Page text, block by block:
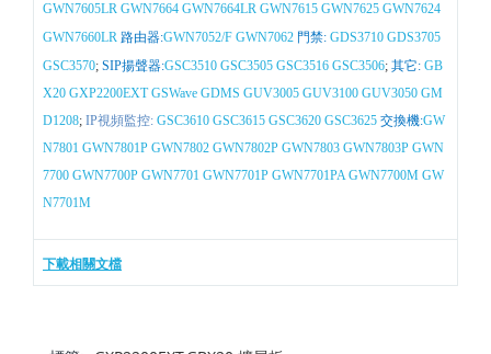
GWN7605LR GWN7664 GWN7664LR GWN7615 GWN7625 GWN7624
GWN7660LR 路由器:GWN7052/F GWN7062 門禁: GDS3710 GDS3705
GSC3570; SIP揚聲器:GSC3510 GSC3505 GSC3516 GSC3506; 其它: GB
X20 GXP2200EXT GSWave GDMS GUV3005 GUV3100 GUV3050 GM
D1208; IP視頻監控: GSC3610 GSC3615 GSC3620 GSC3625 交換機:GW
N7801 GWN7801P GWN7802 GWN7802P GWN7803 GWN7803P GWN
7700 GWN7700P GWN7701 GWN7701P GWN7701PA GWN7700M GW
N7701M
下載相關文檔